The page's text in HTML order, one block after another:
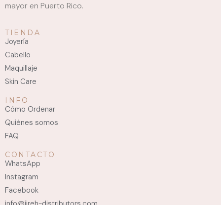
mayor en Puerto Rico.
TIENDA
Joyería
Cabello
Maquillaje
Skin Care
INFO
Cómo Ordenar
Quiénes somos
FAQ
CONTACTO
WhatsApp
Instagram
Facebook